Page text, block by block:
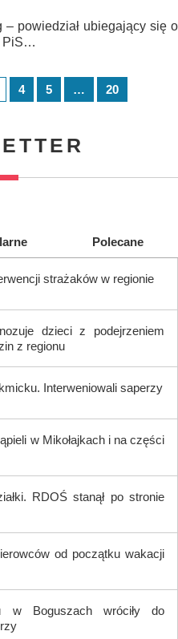
– powiedział ubiegający się o
PiS…
4 5 …
20
Polecane
strażaków w regionie
dzieci z podejrzeniem
z regionu
Interweniowali saperzy
w Mikołajkach i na części
RDOŚ stanął po stronie
od początku wakacji
w Boguszach wróciły do